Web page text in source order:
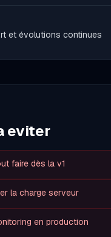
et évolutions continues
eviter
faire dès la v1
la charge serveur
en production